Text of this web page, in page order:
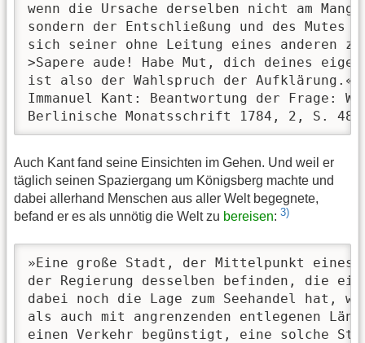
wenn die Ursache derselben nicht am
sondern der Entschließung und des
sich seiner ohne Leitung eines anderen
>Sapere aude! Habe Mut, dich deines
ist also der Wahlspruch der Aufklärung.«
Immanuel Kant: Beantwortung der Frage:
Berlinische Monatsschrift 1784, 2, S.
Auch Kant fand seine Einsichten im Gehen. Und weil er
täglich seinen Spaziergang um Königsberg machte und
dabei allerhand Menschen aus aller Welt begegnete,
befand er es als unnötig die Welt zu bereisen: 3)
»Eine große Stadt, der Mittelpunkt eines
der Regierung desselben befinden, die
dabei noch die Lage zum Seehandel hat,
als auch mit angrenzenden entlegenen
einen Verkehr begünstigt, eine solche